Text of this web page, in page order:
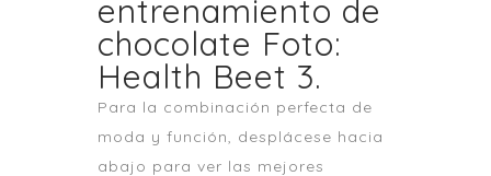
entrenamiento de
chocolate Foto:
Health Beet 3.
Para la combinación perfecta de
moda y función, desplácese hacia
abajo para ver las mejores